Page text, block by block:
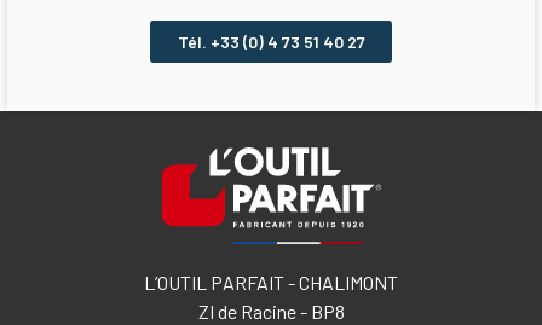
Tél. +33 (0) 4 73 51 40 27
L’OUTIL PARFAIT - CHALIMONT
ZI de Racine - BP8